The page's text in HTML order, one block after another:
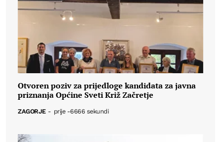
Otvoren poziv za prijedloge kandidata za javna
priznanja Općine Sveti Križ Začretje
ZAGORJE - prije -6666 sekundi